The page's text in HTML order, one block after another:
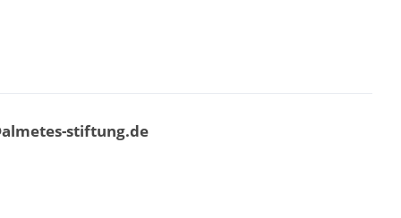
stiftung.de